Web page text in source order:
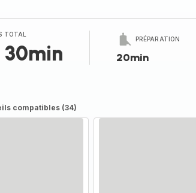
TOTAL
30min
PRÉPARATION
20min
compatibles (34)